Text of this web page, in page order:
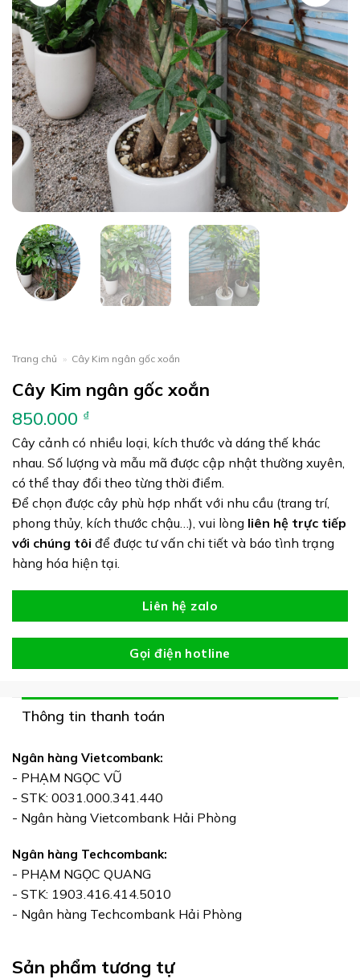
Trang chủ » Cây Kim ngân gốc xoắn
Cây Kim ngân gốc xoắn
850.000 ₫
Cây cảnh có nhiều loại, kích thước và dáng thế khác
nhau. Số lượng và mẫu mã được cập nhật thường xuyên,
có thể thay đổi theo từng thời điểm.
Để chọn được cây phù hợp nhất với nhu cầu (trang trí,
phong thủy, kích thước chậu…), vui lòng liên hệ trực tiếp
với chúng tôi để được tư vấn chi tiết và báo tình trạng
hàng hóa hiện tại.
Liên hệ zalo
Gọi điện hotline
Thông tin thanh toán
Ngân hàng Vietcombank:
- PHẠM NGỌC VŨ
- STK: 0031.000.341.440
- Ngân hàng Vietcombank Hải Phòng
Ngân hàng Techcombank:
- PHẠM NGỌC QUANG
- STK: 1903.416.414.5010
- Ngân hàng Techcombank Hải Phòng
Sản phẩm tương tự